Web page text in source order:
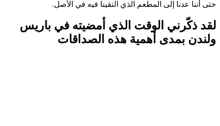
حتى أننا عدنا إلى المطعم الذي التقينا فيه في الأصل.
لقد ذكّرني الوقت الذي أمضيته في باريس
ولندن بمدى أهمية هذه الصداقات